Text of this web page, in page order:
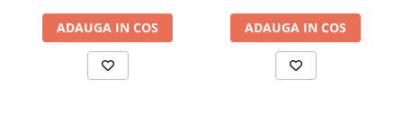
Rezervoare
Medii de filtrare
Pompe de presiune
ADAUGA IN COS ADAUGA IN COS